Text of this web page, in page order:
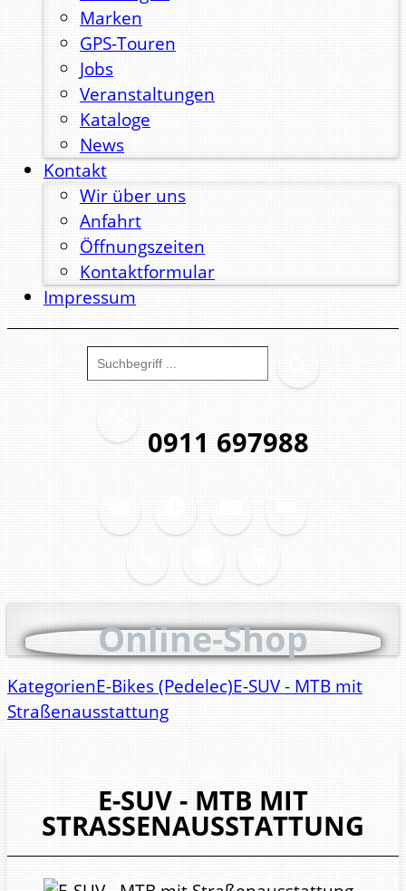
Marken
GPS-Touren
Jobs
Veranstaltungen
Kataloge
News
Kontakt
Wir über uns
Anfahrt
Öffnungszeiten
Kontaktformular
Impressum
0911 697988
Online-Shop
KategorienE-Bikes (Pedelec)E-SUV - MTB mit
Straßenausstattung
E-SUV - MTB MIT
STRASSENAUSSTATTUNG